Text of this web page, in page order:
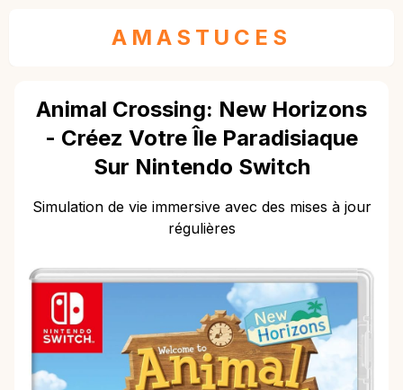
AMASTUCES
Animal Crossing: New Horizons
- Créez Votre Île Paradisiaque
Sur Nintendo Switch
Simulation de vie immersive avec des mises à jour
régulières